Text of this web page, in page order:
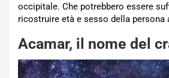
occipitale. Che potrebbero essere
ricostruire età e sesso della persona
Acamar, il nome del